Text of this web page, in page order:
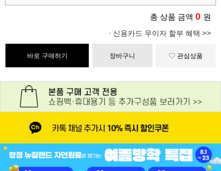
총 상품 금액 0 원
· 신용카드 무이자 할부 혜택 >>
바로 구매하기 장바구니 관심상품